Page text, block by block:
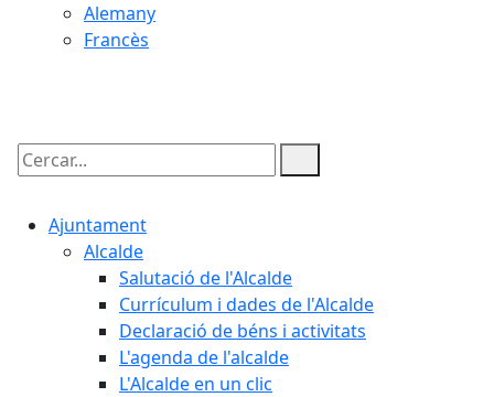
Alemany
Francès
Cercar:
Ajuntament
Alcalde
Salutació de l'Alcalde
Currículum i dades de l'Alcalde
Declaració de béns i activitats
L'agenda de l'alcalde
L'Alcalde en un clic